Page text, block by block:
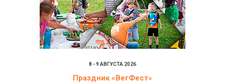
8 - 9 АВГУСТА 2026
Праздник «ВегФест»